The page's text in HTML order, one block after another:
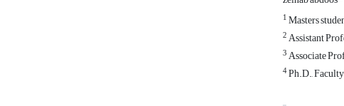
1Masters
2Assistant
3Associate
4Ph.D.,